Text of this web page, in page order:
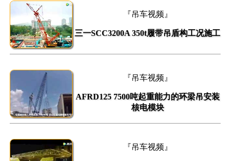
『吊车视频』
三一SCC3200A 350t履带吊盾构工况施工
『吊车视频』
AFRD125 7500吨起重能力的环梁吊安装
核电模块
『吊车视频』